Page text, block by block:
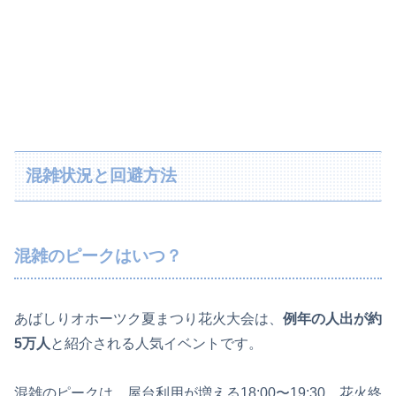
混雑状況と回避方法
混雑のピークはいつ？
あばしりオホーツク夏まつり花火大会は、 例年の人出が約
5万人 と紹介される人気イベントです。